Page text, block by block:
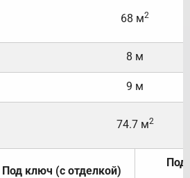
68 м2
8 м
9 м
74.7 м2
Под ключ (с отделкой)
Под